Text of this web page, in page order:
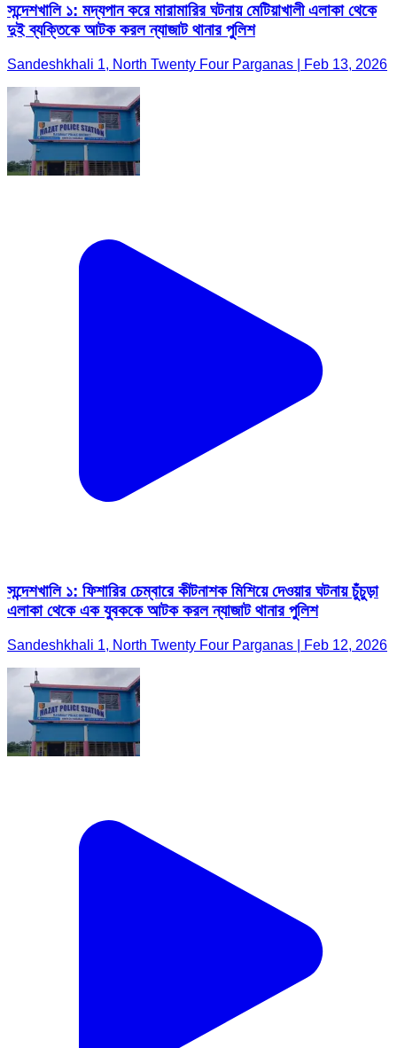
সন্দেশখালি ১: মদ্যপান করে মারামারির ঘটনায় মেটিয়াখালী এলাকা থেকে
দুই ব্যক্তিকে আটক করল ন্যাজাট থানার পুলিশ
Sandeshkhali 1, North Twenty Four Parganas | Feb 13, 2026
সন্দেশখালি ১: ফিশারির চেম্বারে কীটনাশক মিশিয়ে দেওয়ার ঘটনায় চুঁচুড়া
এলাকা থেকে এক যুবককে আটক করল ন্যাজাট থানার পুলিশ
Sandeshkhali 1, North Twenty Four Parganas | Feb 12, 2026